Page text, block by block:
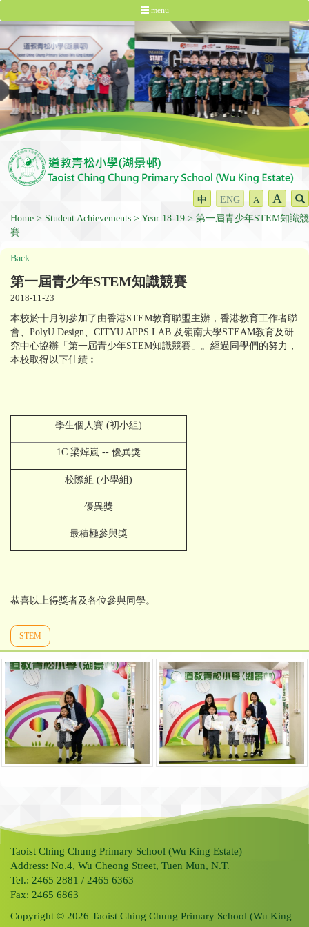
menu
中 ENG A A
Home Student Achievements Year 18-19
第一屆青少年STEM知識競
賽
Back
第一屆青少年STEM知識競賽
2018-11-23
本校於十月初參加了由香港STEM教育聯盟主辦，香港教育工作者聯
會、PolyU Design、CITYU APPS LAB 及嶺南大學STEAM教育及研
究中心協辦「第一屆青少年STEM知識競賽」。經過同學們的努力，
本校取得以下佳績︰
學生個人賽 (初小組)
1C 梁焯嵐 -- 優異獎
校際組 (小學組)
優異獎
最積極參與獎
恭喜以上得獎者及各位參與同學。
STEM
Taoist Ching Chung Primary School (Wu King Estate)
Address: No.4, Wu Cheong Street, Tuen Mun, N.T.
Tel.: 2465 2881 / 2465 6363
Fax: 2465 6863
Copyright © 2026 Taoist Ching Chung Primary School (Wu King